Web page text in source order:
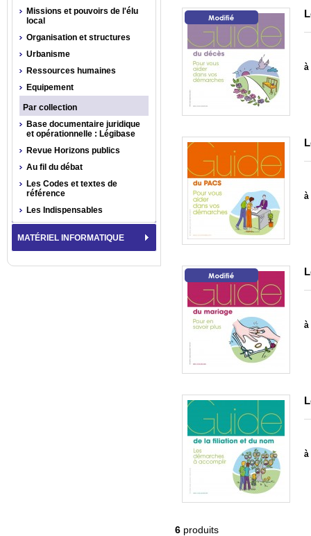
à
à
à
à
6 produits
Missions et pouvoirs de l'élu
local
Organisation et structures
Urbanisme
Ressources humaines
Equipement
Par collection
Base documentaire juridique
et opérationnelle : Légibase
Revue Horizons publics
Au fil du débat
Les Codes et textes de
référence
Les Indispensables
MATÉRIEL INFORMATIQUE